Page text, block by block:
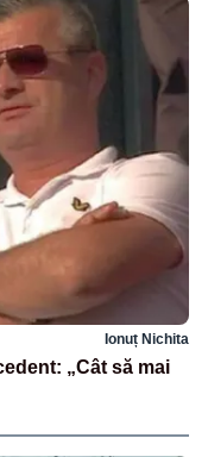
Ionuț Nichita
„Cât să mai